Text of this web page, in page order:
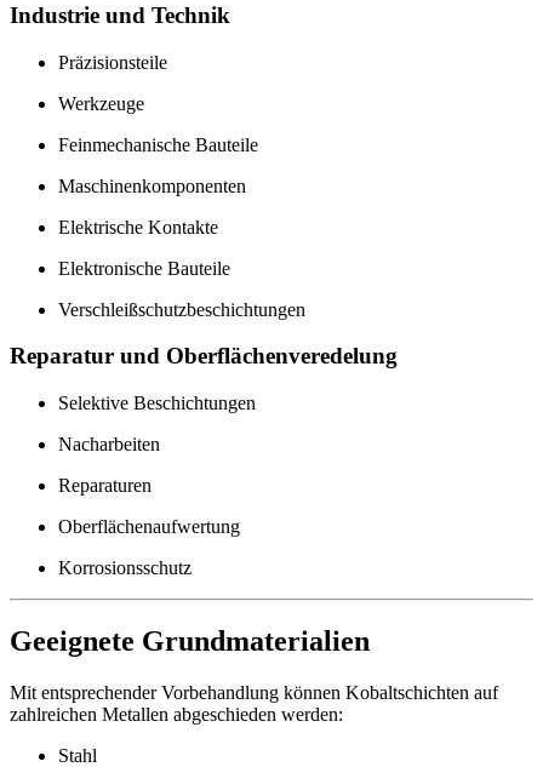
Industrie und Technik
Präzisionsteile
Werkzeuge
Feinmechanische Bauteile
Maschinenkomponenten
Elektrische Kontakte
Elektronische Bauteile
Verschleißschutzbeschichtungen
Reparatur und Oberflächenveredelung
Selektive Beschichtungen
Nacharbeiten
Reparaturen
Oberflächenaufwertung
Korrosionsschutz
Geeignete Grundmaterialien
Mit entsprechender Vorbehandlung können Kobaltschichten auf
zahlreichen Metallen abgeschieden werden:
Stahl